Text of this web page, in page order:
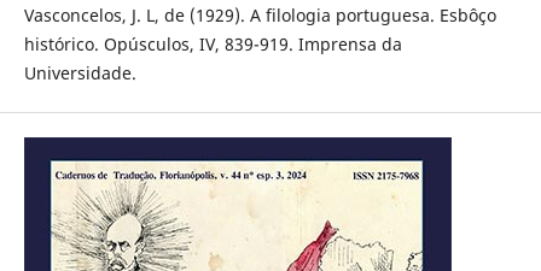
Vasconcelos, J. L, de (1929). A filologia portuguesa. Esbôço
histórico. Opúsculos, IV, 839-919. Imprensa da
Universidade.